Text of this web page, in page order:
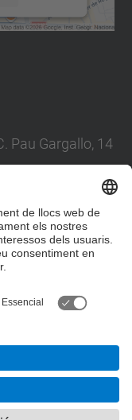
Pau Gargallo, 14